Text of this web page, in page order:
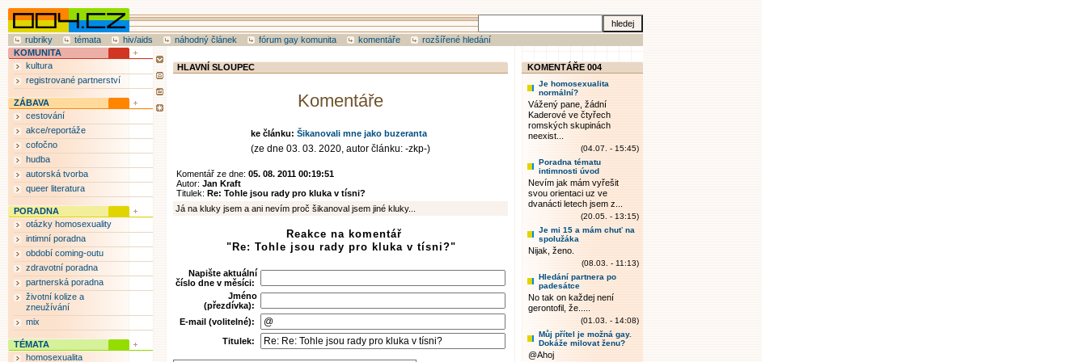
rubriky témata hiv/aids náhodný článek fórum gay komunita komentáře rozšířené hledání
HLAVNÍ SLOUPEC
Komentáře
ke článku: Šikanovali mne jako buzeranta
(ze dne 03. 03. 2020, autor článku: -zkp-)
Komentář ze dne: 05. 08. 2011 00:19:51
Autor: Jan Kraft
Titulek: Re: Tohle jsou rady pro kluka v tísni?
Já na kluky jsem a ani nevím proč šikanoval jsem jiné kluky...
Reakce na komentář
"Re: Tohle jsou rady pro kluka v tísni?"
Napište aktuální
číslo dne v měsíci:
Jméno
(přezdívka):
E-mail (volitelné):
Titulek:
KOMUNITA
kultura
registrované partnerství
ZÁBAVA
cestování
akce/reportáže
cofočno
hudba
autorská tvorba
queer literatura
PORADNA
otázky homosexuality
intimní poradna
období coming-outu
zdravotní poradna
partnerská poradna
životní kolize a
zneužívání
mix
TÉMATA
homosexualita
KOMENTÁŘE 004
Je homosexualita
normální?
Vážený pane, žádní
Kaderové ve čtyřech
romských skupinách
neexist...
(04.07. - 15:45)
Poradna tématu
intimnosti úvod
Nevím jak mám vyřešit
svou orientaci uz ve
dvanácti letech jsem z...
(20.05. - 13:15)
Je mi 15 a mám chuť na
spolužáka
Nijak, ženo.
(08.03. - 11:13)
Hledání partnera po
padesátce
No tak on každej není
gerontofil, že.....
(01.03. - 14:08)
Můj přítel je možná gay.
Dokáže milovat ženu?
@Ahoj